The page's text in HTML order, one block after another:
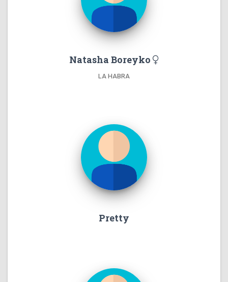
Natasha Boreyko
LA HABRA
Pretty